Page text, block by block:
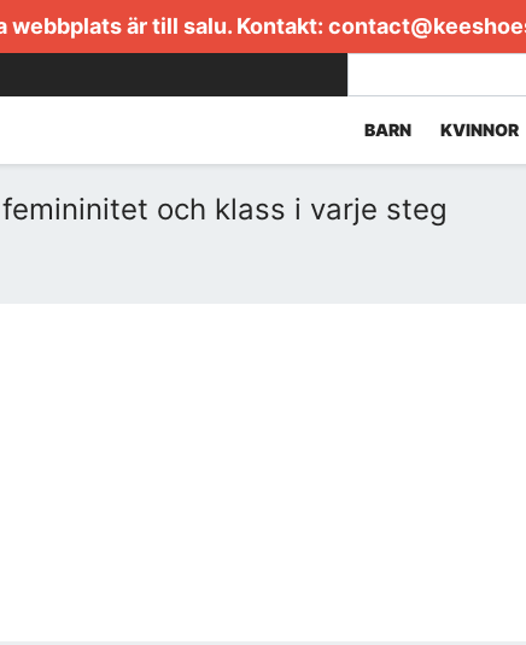
webbplats är till salu. Kontakt:
BARN KVINNOR
och klass i varje steg